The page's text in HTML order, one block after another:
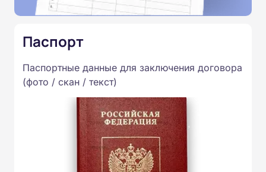
Паспорт
Паспортные данные для заключения договора
(фото / скан / текст)